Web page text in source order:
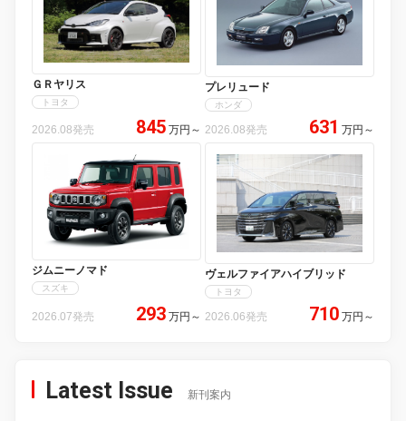
ＧＲヤリス
トヨタ
2026.08発売 845 万円 ～
プレリュード
ホンダ
2026.08発売 631 万円 ～
ジムニーノマド
スズキ
2026.07発売 293 万円 ～
ヴェルファイアハイブリッド
トヨタ
2026.06発売 710 万円 ～
Latest Issue 新刊案内